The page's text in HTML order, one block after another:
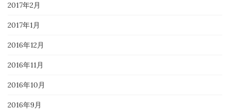
2017年2月
2017年1月
2016年12月
2016年11月
2016年10月
2016年9月